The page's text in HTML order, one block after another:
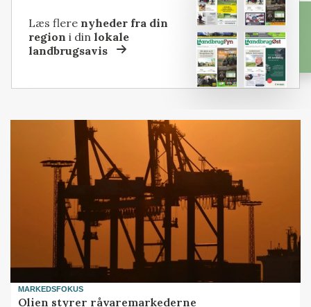
Læs flere nyheder fra din
region i dinlokale
landbrugsavis
MARKEDSFOKUS
Olien styrer råvaremarkederne